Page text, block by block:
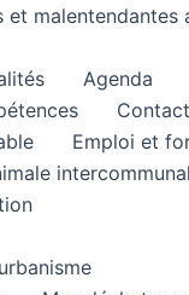
et malentendantes
Agenda
Contact
Emploi et